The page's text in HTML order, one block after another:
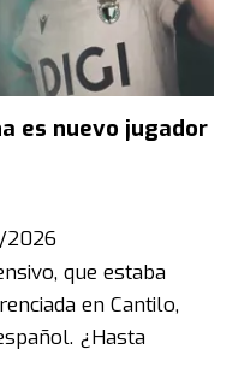
es nuevo jugador
que estaba
en Cantilo,
¿Hasta